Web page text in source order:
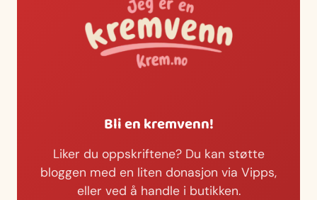
Bli en kremvenn!
Liker du oppskriftene? Du kan støtte
bloggen med en liten donasjon via Vipps,
eller ved å handle i butikken.